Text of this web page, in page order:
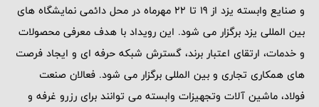
و صنایع وابسته یزد از 19 تا 22 مهرماه در محل دائمی نمایشگاه های
بین المللی یزد برگزار می شود. این رویداد با هدف معرفی محصولات
و خدمات، ارتقای اعتبار برند، گسترش شبکه حرفه ای و ایجاد فرصت
های همکاری تجاری و بین المللی برگزار می شود. فعالان صنعت
فولاد، ماشین آلات و‌تجهیزات وابسته می توانند برای رزرو غرفه و